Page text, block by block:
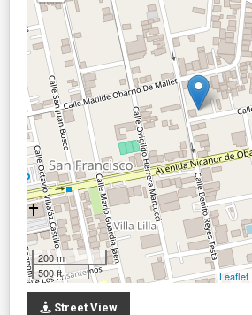
200 m
500 ft
Leaflet
Street View